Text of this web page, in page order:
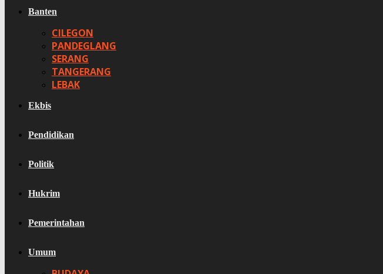
Banten
CILEGON
PANDEGLANG
SERANG
TANGERANG
LEBAK
Ekbis
Pendidikan
Politik
Hukrim
Pemerintahan
Umum